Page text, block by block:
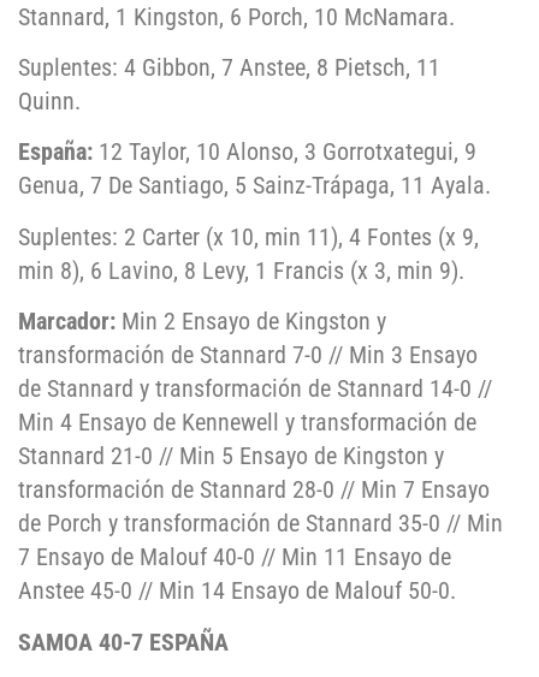
Stannard, 1 Kingston, 6 Porch, 10 McNamara.
Suplentes: 4 Gibbon, 7 Anstee, 8 Pietsch, 11
Quinn.
España: 12 Taylor, 10 Alonso, 3 Gorrotxategui, 9
Genua, 7 De Santiago, 5 Sainz-Trápaga, 11 Ayala.
Suplentes: 2 Carter (x 10, min 11), 4 Fontes (x 9,
min 8), 6 Lavino, 8 Levy, 1 Francis (x 3, min 9).
Marcador: Min 2 Ensayo de Kingston y
transformación de Stannard 7-0 // Min 3 Ensayo
de Stannard y transformación de Stannard 14-0 //
Min 4 Ensayo de Kennewell y transformación de
Stannard 21-0 // Min 5 Ensayo de Kingston y
transformación de Stannard 28-0 // Min 7 Ensayo
de Porch y transformación de Stannard 35-0 // Min
7 Ensayo de Malouf 40-0 // Min 11 Ensayo de
Anstee 45-0 // Min 14 Ensayo de Malouf 50-0.
SAMOA 40-7 ESPAÑA